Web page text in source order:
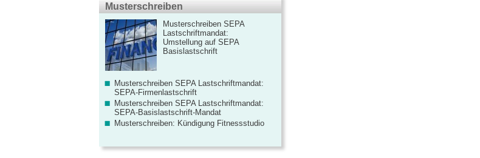
Musterschreiben
Musterschreiben SEPA
Lastschriftmandat:
Umstellung auf SEPA
Basislastschrift
Musterschreiben SEPA Lastschriftmandat:
SEPA-Firmenlastschrift
Musterschreiben SEPA Lastschriftmandat:
SEPA-Basislastschrift-Mandat
Musterschreiben: Kündigung Fitnessstudio